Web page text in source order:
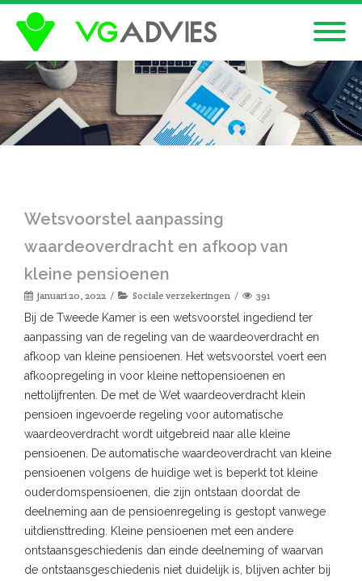
Wetsvoorstel aanpassing
waardeoverdracht en afkoop van
kleine pensioenen
januari 20, 2022 Sociale verzekeringen 391
Bij de Tweede Kamer is een wetsvoorstel ingediend ter
aanpassing van de regeling van de waardeoverdracht en
afkoop van kleine pensioenen. Het wetsvoorstel voert een
afkoopregeling in voor kleine nettopensioenen en
nettolijfrenten. De met de Wet waardeoverdracht klein
pensioen ingevoerde regeling voor automatische
waardeoverdracht wordt uitgebreid naar alle kleine
pensioenen. De automatische waardeoverdracht van kleine
pensioenen volgens de huidige wet is beperkt tot kleine
ouderdomspensioenen, die zijn ontstaan doordat de
deelneming aan de pensioenregeling is gestopt vanwege
uitdiensttreding. Kleine pensioenen met een andere
ontstaansgeschiedenis dan einde deelneming of waarvan
de ontstaansgeschiedenis niet duidelijk is, blijven achter bij